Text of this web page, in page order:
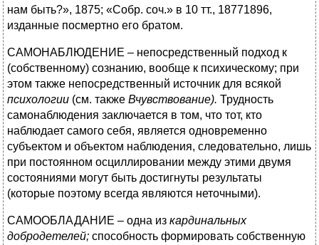
нам быть?», 1875; «Собр. соч.» в 10 тт., 18771896,
изданные посмертно его братом.
САМОНАБЛЮДЕНИЕ – непосредственный подход к
(собственному) сознанию, вообще к психическому; при
этом также непосредственный источник для всякой
психологии (см. также Вчувствование). Трудность
самонаблюдения заключается в том, что тот, кто
наблюдает самого себя, является одновременно
субъектом и объектом наблюдения, следовательно, лишь
при постоянном осциллировании между этими двумя
состояниями могут быть достигнуты результаты
(которые поэтому всегда являются неточными).
САМООБЛАДАНИЕ – одна из кардинальных
добродетелей; способность формировать собственную